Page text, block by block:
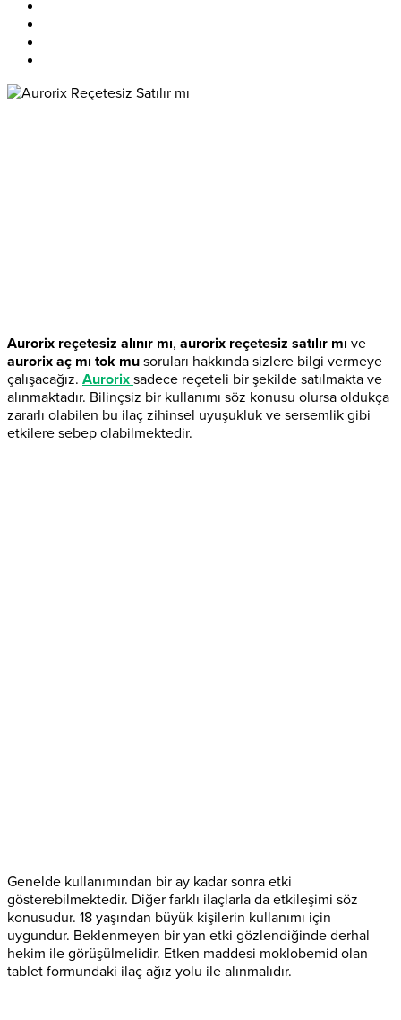
Aurorix reçetesiz alınır mı, aurorix reçetesiz satılır mı ve
aurorix aç mı tok mu soruları hakkında sizlere bilgi vermeye
çalışacağız. Aurorix sadece reçeteli bir şekilde satılmakta ve
alınmaktadır. Bilinçsiz bir kullanımı söz konusu olursa oldukça
zararlı olabilen bu ilaç zihinsel uyuşukluk ve sersemlik gibi
etkilere sebep olabilmektedir.
Genelde kullanımından bir ay kadar sonra etki
gösterebilmektedir. Diğer farklı ilaçlarla da etkileşimi söz
konusudur. 18 yaşından büyük kişilerin kullanımı için
uygundur. Beklenmeyen bir yan etki gözlendiğinde derhal
hekim ile görüşülmelidir. Etken maddesi moklobemid olan
tablet formundaki ilaç ağız yolu ile alınmalıdır.